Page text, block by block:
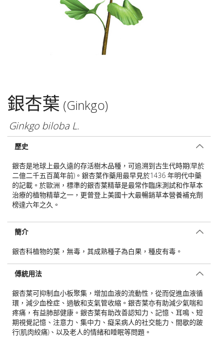
銀杏葉 (Ginkgo)
Ginkgo biloba L.
歷史
銀杏是地球上最久遠的存活樹木品種，可追溯到古生代時期(早於
二億二千五百萬年前)。銀杏葉作藥用最早見於1436 年明代中藥
的記載。於歐洲，標準的銀杏葉精華是最常作臨床測試和作草本
治療的植物精華之一，更曾登上美國十大最暢銷草本營養補充劑
榜達六年之久。
簡介
銀杏科植物的葉，無毒，其成熟種子為白果，種皮有毒。
傅統用法
銀杏葉可抑制血小板聚集，增加血液的流動性，從而促進血液循
環，減少血栓症、過敏和支氣管收縮。銀杏葉亦有助減少氣喘和
疼痛，有益肺部健康。銀杏葉有助改善認知力、記憶、耳鳴、短
期視覺記憶、注意力、集中力、癡呆病人的社交能力、間歇的跛
行(肌肉絞痛)、以及老人的情緒和睡眠等問題。